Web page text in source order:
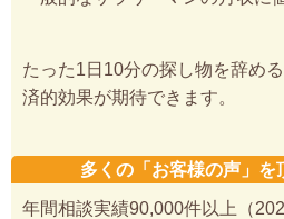
たった1日10分の探し物を辞め
済的効果が期待できます。
多くの「お客様の声」を
年間相談実績90,000件以上（